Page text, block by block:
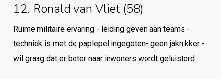
12. Ronald van Vliet (58)
Ruime militaire ervaring - leiding geven aan teams -
techniek is met de paplepel ingegoten- geen jaknikker -
wil graag dat er beter naar inwoners wordt geluisterd